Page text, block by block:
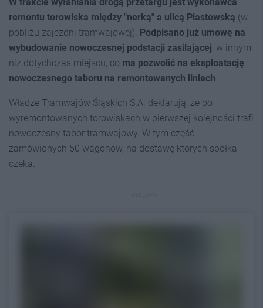
remontu torowiska między "nerką" a ulicą Piastowską (w
pobliżu zajezdni tramwajowej). Podpisano już umowę na
wybudowanie nowoczesnej podstacji zasilającej, w innym
niż dotychczas miejscu, co ma pozwolić na eksploatację
nowoczesnego taboru na remontowanych liniach.
Władze Tramwajów Śląskich S.A. deklarują, że po
wyremontowanych torowiskach w pierwszej kolejności trafi
nowoczesny tabor tramwajowy. W tym część
zamówionych 50 wagonów, na dostawę których spółka
czeka.